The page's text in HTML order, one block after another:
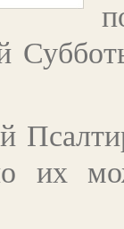
их